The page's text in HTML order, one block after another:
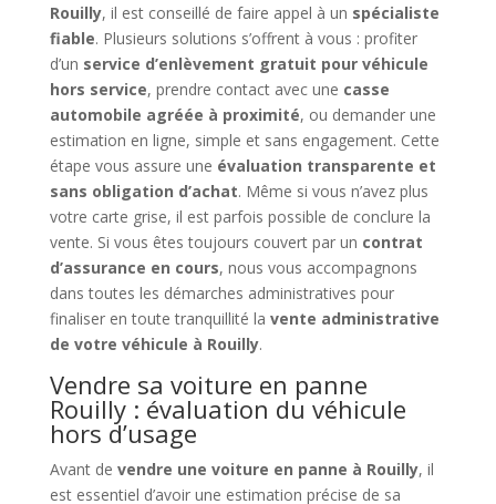
Rouilly, il est conseillé de faire appel à un spécialiste
fiable. Plusieurs solutions s’offrent à vous : profiter
d’un service d’enlèvement gratuit pour véhicule
hors service, prendre contact avec une casse
automobile agréée à proximité, ou demander une
estimation en ligne, simple et sans engagement. Cette
étape vous assure une évaluation transparente et
sans obligation d’achat. Même si vous n’avez plus
votre carte grise, il est parfois possible de conclure la
vente. Si vous êtes toujours couvert par un contrat
d’assurance en cours, nous vous accompagnons
dans toutes les démarches administratives pour
finaliser en toute tranquillité la vente administrative
de votre véhicule à Rouilly.
Vendre sa voiture en panne
Rouilly : évaluation du véhicule
hors d’usage
Avant de vendre une voiture en panne à Rouilly, il
est essentiel d’avoir une estimation précise de sa